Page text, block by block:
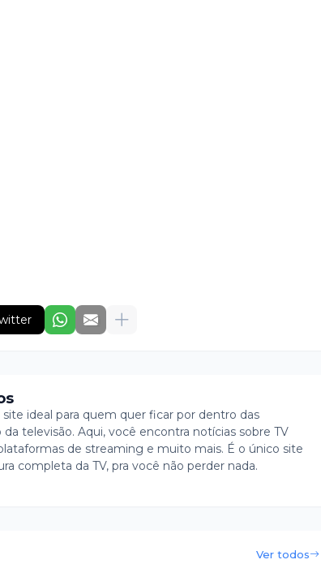
site ideal para quem quer ficar por dentro das
televisão. Aqui, você encontra notícias sobre TV
de streaming e muito mais. É o único site
completa da TV, pra você não perder nada.
Ver todos